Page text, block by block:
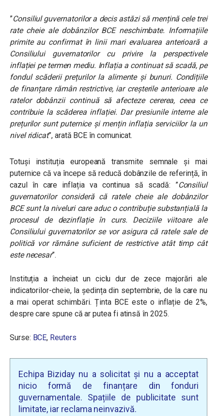
”Consiliul guvernatorilor a decis astăzi să mențină cele trei
rate cheie ale dobânzilor BCE neschimbate. Informațiile
primite au confirmat în linii mari evaluarea anterioară a
Consiliului guvernatorilor cu privire la perspectivele
inflației pe termen mediu. Inflația a continuat să scadă, pe
fondul scăderii prețurilor la alimente și bunuri. Condițiile
de finanțare rămân restrictive, iar creșterile anterioare ale
ratelor dobânzii continuă să afecteze cererea, ceea ce
contribuie la scăderea inflației. Dar presiunile interne ale
prețurilor sunt puternice și mențin inflația serviciilor la un
nivel ridicat”, arată BCE în comunicat.
Totuși instituția europeană transmite semnale și mai
puternice că va începe să reducă dobânzile de referință, în
cazul în care inflația va continua să scadă: ”Consiliul
guvernatorilor consideră că ratele cheie ale dobânzilor
BCE sunt la niveluri care aduc o contribuție substanțială la
procesul de dezinflație în curs. Deciziile viitoare ale
Consiliului guvernatorilor se vor asigura că ratele sale de
politică vor rămâne suficient de restrictive atât timp cât
este necesar”.
Instituția a încheiat un ciclu dur de zece majorări ale
indicatorilor-cheie, la ședința din septembrie, de la care nu
a mai operat schimbări. Ținta BCE este o inflație de 2%,
despre care spune că ar putea fi atinsă în 2025.
Surse: BCE, Reuters
Echipa Biziday nu a solicitat și nu a acceptat
nicio formă de finanțare din fonduri
guvernamentale. Spațiile de publicitate sunt
limitate, iar reclama neinvazivă.